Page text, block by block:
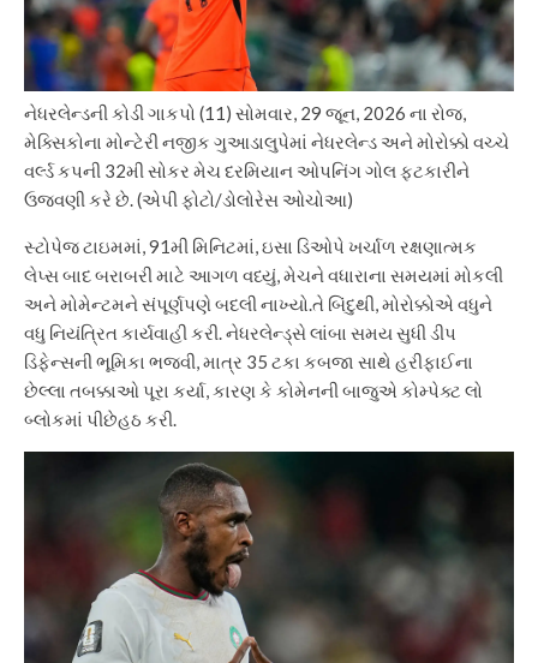
નેધરલેન્ડની કોડી ગાકપો (11) સોમવાર, 29 જૂન, 2026 ના રોજ,
મેક્સિકોના મોન્ટેરી નજીક ગુઆડાલુપેમાં નેધરલેન્ડ અને મોરોક્કો વચ્ચે
વર્લ્ડ કપની 32મી સોકર મેચ દરમિયાન ઓપનિંગ ગોલ ફટકારીને
ઉજવણી કરે છે. (એપી ફોટો/ડોલોરેસ ઓચોઆ)
સ્ટોપેજ ટાઇમમાં, 91મી મિનિટમાં, ઇસા ડિઓપે ખર્ચાળ રક્ષણાત્મક
લેપ્સ બાદ બરાબરી માટે આગળ વધ્યું, મેચને વધારાના સમયમાં મોકલી
અને મોમેન્ટમને સંપૂર્ણપણે બદલી નાખ્યો.તે બિંદુથી, મોરોક્કોએ વધુને
વધુ નિયંત્રિત કાર્યવાહી કરી. નેધરલેન્ડ્સે લાંબા સમય સુધી ડીપ
ડિફેન્સની ભૂમિકા ભજવી, માત્ર 35 ટકા કબજા સાથે હરીફાઈના
છેલ્લા તબક્કાઓ પૂરા કર્યા, કારણ કે કોમેનની બાજુએ કોમ્પેક્ટ લો
બ્લોકમાં પીછેહઠ કરી.